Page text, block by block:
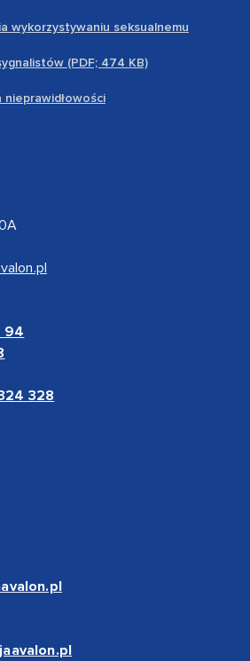
wykorzystywaniu seksualnemu
(PDF; 474 KB)
nieprawidłowości
94
328